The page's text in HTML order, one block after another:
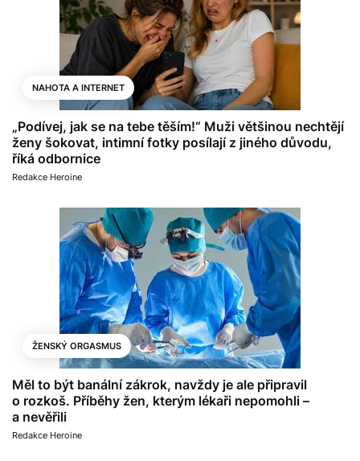
NAHOTA A INTERNET
„Podívej, jak se na tebe těším!“ Muži většinou nechtějí
ženy šokovat, intimní fotky posílají z jiného důvodu,
říká odbornice
Redakce Heroine
ŽENSKÝ ORGASMUS
Měl to být banální zákrok, navždy je ale připravil
o rozkoš. Příběhy žen, kterým lékaři nepomohli –
a nevěřili
Redakce Heroine